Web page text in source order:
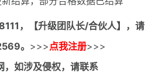
，【升级团队长/合伙人】，请
。 >>> 点我注册>>>
，如涉及侵权，请联系